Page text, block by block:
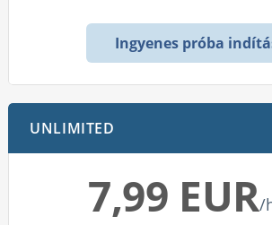
Ingyenes próba
UNLIMITED
7,99 EUR/